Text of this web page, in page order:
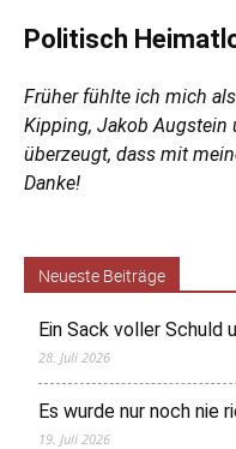
Politisch
Früher fühlte ich mich
Kipping, Jakob Augstein
überzeugt, dass mit
Danke!
Neueste Beiträge
Ein Sack voller Schuld
28. Juli 2026
Es wurde nur noch nie
19. Juli 2026